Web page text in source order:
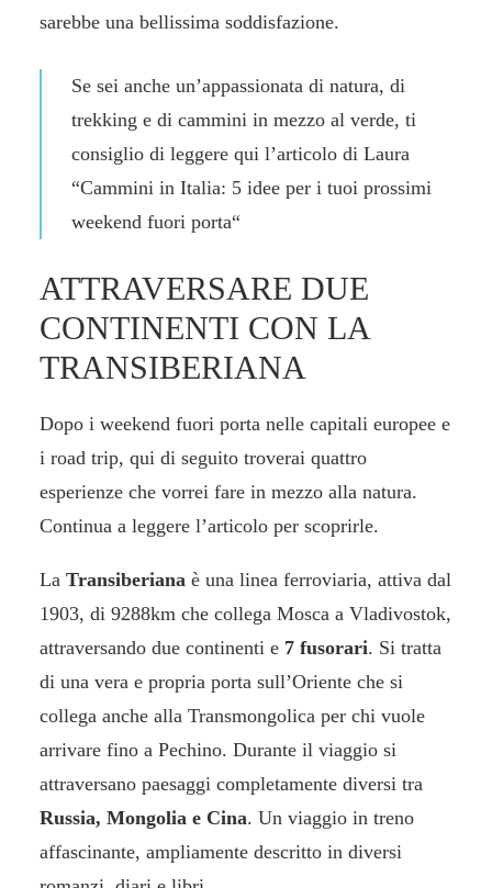
sarebbe una bellissima soddisfazione.
Se sei anche un’appassionata di natura, di
trekking e di cammini in mezzo al verde, ti
consiglio di leggere qui l’articolo di Laura
“Cammini in Italia: 5 idee per i tuoi prossimi
weekend fuori porta“
ATTRAVERSARE DUE
CONTINENTI CON LA
TRANSIBERIANA
Dopo i weekend fuori porta nelle capitali europee e
i road trip, qui di seguito troverai quattro
esperienze che vorrei fare in mezzo alla natura.
Continua a leggere l’articolo per scoprirle.
La Transiberiana è una linea ferroviaria, attiva dal
1903, di 9288km che collega Mosca a Vladivostok,
attraversando due continenti e 7 fusorari. Si tratta
di una vera e propria porta sull’Oriente che si
collega anche alla Transmongolica per chi vuole
arrivare fino a Pechino. Durante il viaggio si
attraversano paesaggi completamente diversi tra
Russia, Mongolia e Cina. Un viaggio in treno
affascinante, ampliamente descritto in diversi